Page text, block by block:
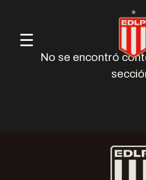
☰
No se encontró